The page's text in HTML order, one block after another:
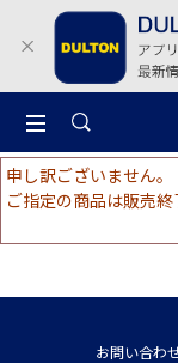
申し訳ございません。
ご指定の商品は販売
お問い合わ